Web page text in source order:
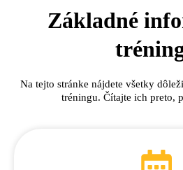
Základné
Na tejto stránke nájdete všetky
tréningu. Čítajte ich preto,